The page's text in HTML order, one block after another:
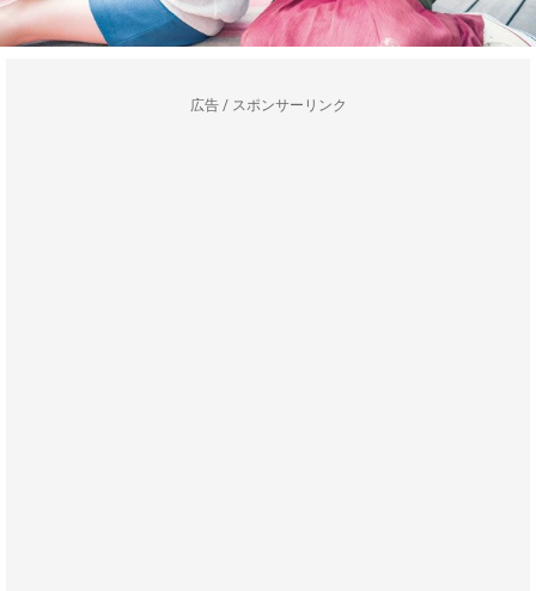
広告 / スポンサーリンク